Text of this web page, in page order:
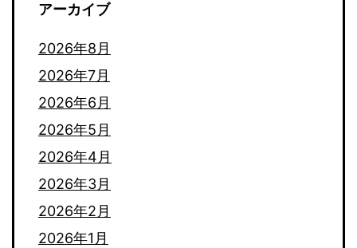
アーカイブ
2026年8月
2026年7月
2026年6月
2026年5月
2026年4月
2026年3月
2026年2月
2026年1月